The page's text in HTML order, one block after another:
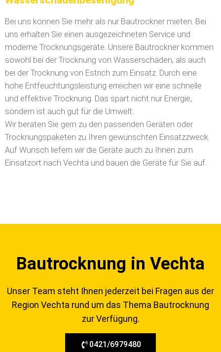
Bei uns können Sie mehr als nur Bautrockner mieten. Bei
uns erhalten Sie einen ausgezeichneten Service und
moderne Trocknungsgeräte. Unsere Bautrockner kommen
sowohl bei der Trocknung von Wasserschäden, als auch
bei der Trocknung von Estrich zum Einsatz. Durch eine
hohe Entfeuchtungsleistung erreichen wir eine schnelle
und effektive Trocknung. Das spart nicht nur Energie,
sondern ist auch gut für die Umwelt.
Wir beraten Sie gern zu den passenden Geräten oder
Trocknungspaketen zu Ihren gewünschten Einsatzzweck.
Auf Wunsch liefern wir die Geräte auch zu Ihnen zum
Einsatzort nach Vechta und bauen die Geräte für Sie auf.
Bautrocknung in Vechta
Unser Team steht Ihnen jederzeit bei Fragen aus der
Region Vechta rund um das Thema Bautrocknung
zur Verfügung.
0421/6979480